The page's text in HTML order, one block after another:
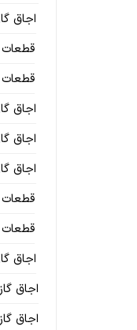
اجاق
قطعات
قطعات
اجاق
اجاق
اجاق
قطعات
قطعات
اجاق
اجاق
اجاق